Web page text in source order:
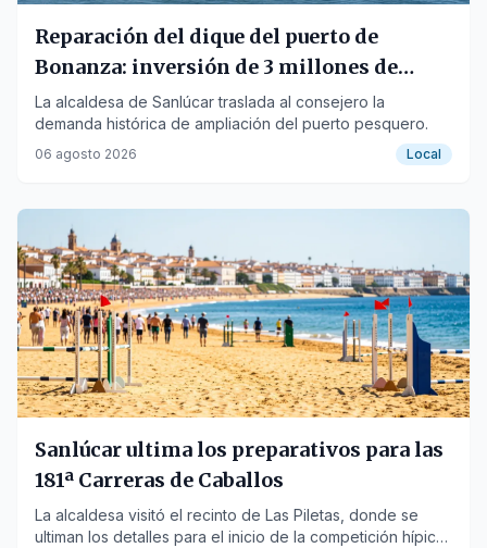
Reparación del dique del puerto de
Bonanza: inversión de 3 millones de
euros
La alcaldesa de Sanlúcar traslada al consejero la
demanda histórica de ampliación del puerto pesquero.
06 agosto 2026 Local
Sanlúcar ultima los preparativos para las
181ª Carreras de Caballos
La alcaldesa visitó el recinto de Las Piletas, donde se
ultiman los detalles para el inicio de la competición hípica